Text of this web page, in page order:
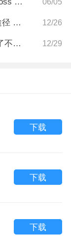
06/05
了不起的修仙模拟器纯阳功法获取途径 了不起的修仙模拟器纯阳功法怎么获得 12/26
了不起的修仙模拟器法座有什么用 了不起的修仙模拟器法座怎么用 12/29
下载
下载
下载